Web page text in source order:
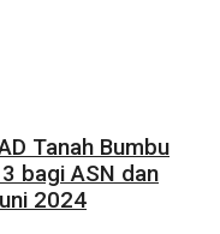
Tanah Bumbu
bagi ASN dan
2024